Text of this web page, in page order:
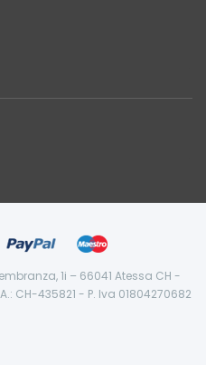
1i – 66041 Atessa CH -
CH-435821 - P. Iva 01804270682